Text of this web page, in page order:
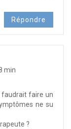
Répondre
min
faudrait faire un
ne su
?